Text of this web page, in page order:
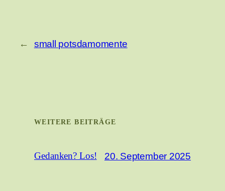
← small potsdamomente
WEITERE BEITRÄGE
Gedanken? Los! 20. September 2025